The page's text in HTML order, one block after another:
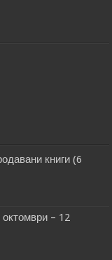
книги (6
– 12